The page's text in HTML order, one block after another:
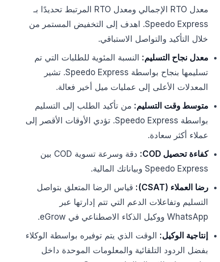
معدل RTO الإجمالي ومعدل RTO المرتبط تحديدًا بـ
Speedo Express. اهدف إلى التخفيض المستمر من
خلال التأكيد والتواصل الاستباقي.
معدل نجاح التسليم: النسبة المئوية للطلبات التي تم
تسليمها بنجاح بواسطة Speedo Express. تشير
المعدلات الأعلى إلى عمليات ميل أخير فعالة.
متوسط وقت التسليم: من تأكيد الطلب إلى التسليم
بواسطة Speedo Express. تؤدي الأوقات الأقصر إلى
عملاء أكثر سعادة.
كفاءة تحصيل COD:
دقة وسرعة تسوية COD بين
Speedo Express وبياناتك المالية.
رضا العملاء (CSAT):
قياس الرضا المتعلق بتواصل
التسليم وتفاعلات الدعم التي تتم إدارتها عبر
WhatsApp ووكيل الذكاء الاصطناعي في eGrow.
إنتاجية الوكيل: الوقت الذي يتم توفيره بواسطة الوكلاء
بفضل الردود التلقائية والمعلومات الموحدة داخل